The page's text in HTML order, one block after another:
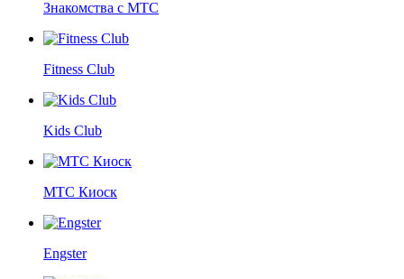
Знакомства с МТС
Fitness Club
Kids Club
МТС Киоск
Engster